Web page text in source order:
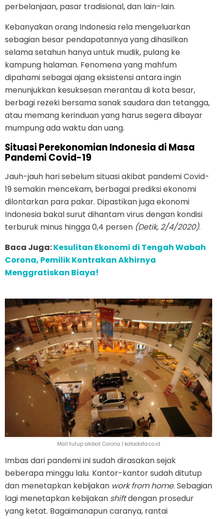
perbelanjaan, pasar tradisional, dan lain-lain.
Kebanyakan orang Indonesia rela mengeluarkan
sebagian besar pendapatannya yang dihasilkan
selama setahun hanya untuk mudik, pulang ke
kampung halaman. Fenomena yang mahfum
dipahami sebagai ajang eksistensi antara ingin
menunjukkan kesuksesan merantau di kota besar,
berbagi rezeki bersama sanak saudara dan tetangga,
atau memang kerinduan yang harus segera dibayar
mumpung ada waktu dan uang.
Situasi Perekonomian Indonesia di Masa
Pandemi Covid-19
Jauh-jauh hari sebelum situasi akibat pandemi Covid-
19 semakin mencekam, berbagai prediksi ekonomi
dilontarkan para pakar. Dipastikan juga ekonomi
Indonesia bakal surut dihantam virus dengan kondisi
terburuk minus hingga 0,4 persen (Detik, 2/4/2020).
Baca Juga:Kesulitan Ekonomi di Tengah Wabah
Corona, Pemilik Kontrakan Akhirnya
Menggratiskan Biaya!
Mall tutup akibat Corona | katadata.co.id
Imbas dari pandemi ini sudah dirasakan sejak
beberapa minggu lalu. Kantor-kantor sudah ditutup
dan menetapkan kebijakan work from home. Sebagian
lagi menetapkan kebijakan shiftdengan prosedur
yang ketat. Bagaimanapun caranya, rantai